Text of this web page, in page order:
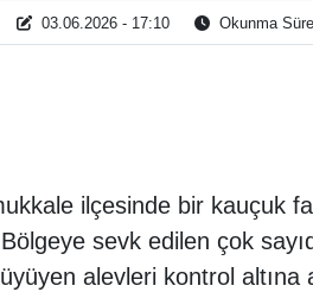
03.06.2026 - 17:10 Okunma
ilçesinde bir kauçuk
sevk edilen çok
alevleri kontrol